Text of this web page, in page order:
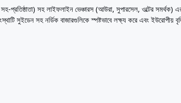
সহ-প্রতিষ্ঠাতা) সহ লাইফলাইন ভেঞ্চারস (আউরা, সুপারসেল, ওল্টের
সহ নর্ডিক বাজারগুলিকে স্পষ্টভাবে লক্ষ্য করে এবং ইউরোপীয়